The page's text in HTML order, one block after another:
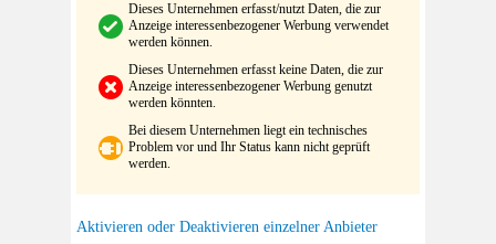
Dieses Unternehmen erfasst/nutzt Daten, die zur
Anzeige interessenbezogener Werbung verwendet
werden können.
Dieses Unternehmen erfasst keine Daten, die zur
Anzeige interessenbezogener Werbung genutzt
werden könnten.
Bei diesem Unternehmen liegt ein technisches
Problem vor und Ihr Status kann nicht geprüft
werden.